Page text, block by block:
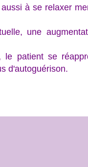
à se relaxer
une
le patient se
d'autoguérison.